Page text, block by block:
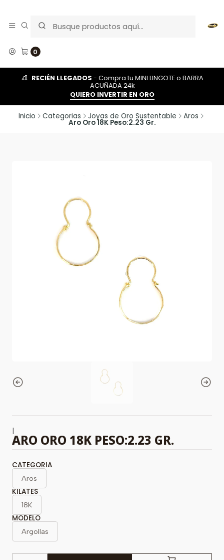
0
RECIÉN LLEGADOS - Compra tu MINI LINGOTE o BARRA
ACUÑADA 24k
QUIERO INVERTIR EN ORO
Inicio Categorias Joyas de Oro Sustentable Aros
Aro Oro 18K Peso:2.23 Gr.
|
ARO ORO 18K PESO:2.23 GR.
CATEGORIA
Aros
KILATES
18K
MODELO
Argollas